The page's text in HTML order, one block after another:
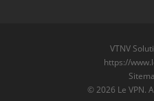
VTNV
https://
© 2026 Le VPN.